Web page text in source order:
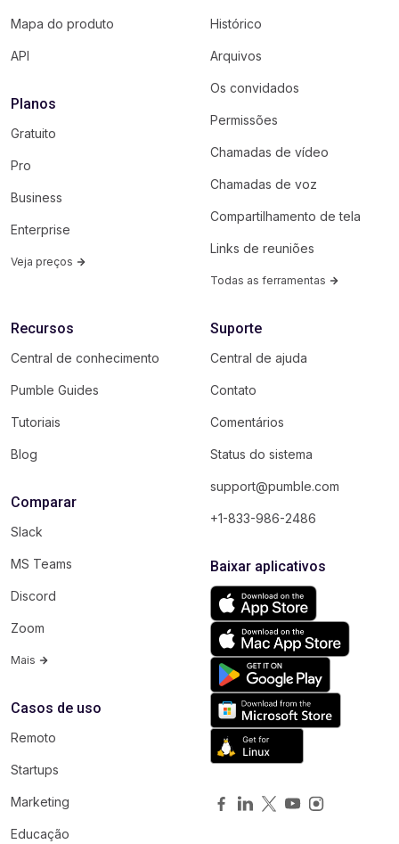
Mapa do produto
API
Planos
Gratuito
Pro
Business
Enterprise
Veja preços
Histórico
Arquivos
Os convidados
Permissões
Chamadas de vídeo
Chamadas de voz
Compartilhamento de tela
Links de reuniões
Todas as ferramentas
Recursos
Central de conhecimento
Pumble Guides
Tutoriais
Blog
Comparar
Slack
MS Teams
Discord
Zoom
Mais
Casos de uso
Remoto
Startups
Marketing
Educação
Suporte
Central de ajuda
Contato
Comentários
Status do sistema
support@pumble.com
+1-833-986-2486
Baixar aplicativos